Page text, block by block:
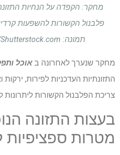
מחקר: הקפדה על הנחיות
פלבנול הקשורות להשפעות
תמונה: Tatjana Baibakova/Shutterstock.com
מחקר שנערך לאחרונה ב אוכל
התזונתיות העדכניות לפירות,
צריכת הפלבנול הקשורות ליתרונות
בעצות התזונה
מטרות ספציפיות